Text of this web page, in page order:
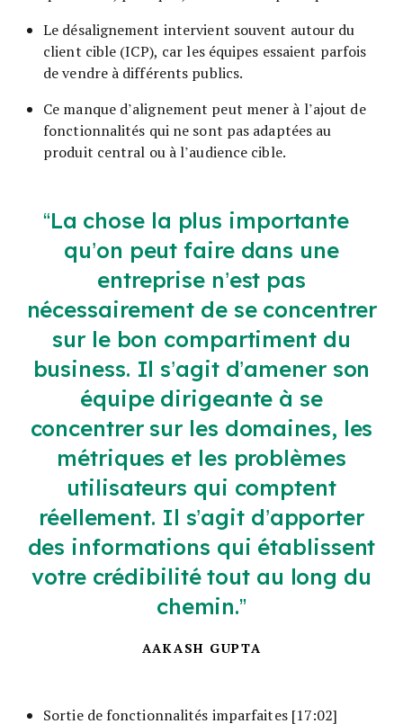
Le désalignement intervient souvent autour du
client cible (ICP), car les équipes essaient parfois
de vendre à différents publics.
Ce manque d’alignement peut mener à l’ajout de
fonctionnalités qui ne sont pas adaptées au
produit central ou à l’audience cible.
La chose la plus importante
qu’on peut faire dans une
entreprise n’est pas
nécessairement de se concentrer
sur le bon compartiment du
business. Il s’agit d’amener son
équipe dirigeante à se
concentrer sur les domaines, les
métriques et les problèmes
utilisateurs qui comptent
réellement. Il s’agit d’apporter
des informations qui établissent
votre crédibilité tout au long du
chemin.
AAKASH GUPTA
Sortie de fonctionnalités imparfaites [17:02]